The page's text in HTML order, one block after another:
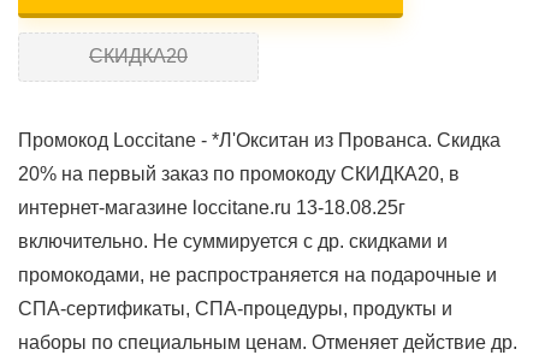
СКИДКА20
Промокод Loccitane - *Л'Окситан из Прованса. Скидка
20% на первый заказ по промокоду СКИДКА20, в
интернет-магазине loccitane.ru 13-18.08.25г
включительно. Не суммируется с др. скидками и
промокодами, не распространяется на подарочные и
СПА-сертификаты, СПА-процедуры, продукты и
наборы по специальным ценам. Отменяет действие др.